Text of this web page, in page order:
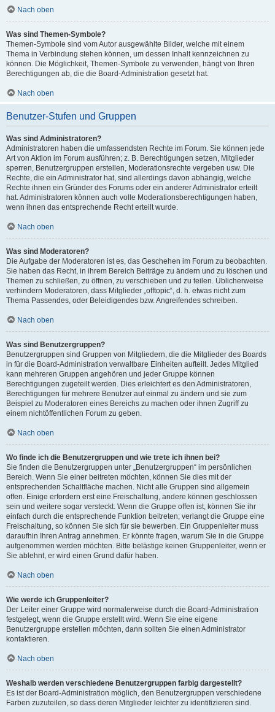
Nach oben
Was sind Themen-Symbole?
Themen-Symbole sind vom Autor ausgewählte Bilder, welche mit einem
Thema in Verbindung stehen können, um dessen Inhalt kennzeichnen zu
können. Die Möglichkeit, Themen-Symbole zu verwenden, hängt von Ihren
Berechtigungen ab, die die Board-Administration gesetzt hat.
Nach oben
Benutzer-Stufen und Gruppen
Was sind Administratoren?
Administratoren haben die umfassendsten Rechte im Forum. Sie können jede
Art von Aktion im Forum ausführen; z. B. Berechtigungen setzen, Mitglieder
sperren, Benutzergruppen erstellen, Moderationsrechte vergeben usw. Die
Rechte, die ein Administrator hat, sind allerdings davon abhängig, welche
Rechte ihnen ein Gründer des Forums oder ein anderer Administrator erteilt
hat. Administratoren können auch volle Moderationsberechtigungen haben,
wenn ihnen das entsprechende Recht erteilt wurde.
Nach oben
Was sind Moderatoren?
Die Aufgabe der Moderatoren ist es, das Geschehen im Forum zu beobachten.
Sie haben das Recht, in ihrem Bereich Beiträge zu ändern und zu löschen und
Themen zu schließen, zu öffnen, zu verschieben und zu teilen. Üblicherweise
verhindern Moderatoren, dass Mitglieder „offtopic“, d. h. etwas nicht zum
Thema Passendes, oder Beleidigendes bzw. Angreifendes schreiben.
Nach oben
Was sind Benutzergruppen?
Benutzergruppen sind Gruppen von Mitgliedern, die die Mitglieder des Boards
in für die Board-Administration verwaltbare Einheiten aufteilt. Jedes Mitglied
kann mehreren Gruppen angehören und jeder Gruppe können
Berechtigungen zugeteilt werden. Dies erleichtert es den Administratoren,
Berechtigungen für mehrere Benutzer auf einmal zu ändern und sie zum
Beispiel zu Moderatoren eines Bereichs zu machen oder ihnen Zugriff zu
einem nichtöffentlichen Forum zu geben.
Nach oben
Wo finde ich die Benutzergruppen und wie trete ich ihnen bei?
Sie finden die Benutzergruppen unter „Benutzergruppen“ im persönlichen
Bereich. Wenn Sie einer beitreten möchten, können Sie dies mit der
entsprechenden Schaltfläche machen. Nicht alle Gruppen sind allgemein
offen. Einige erfordern erst eine Freischaltung, andere können geschlossen
sein und weitere sogar versteckt. Wenn die Gruppe offen ist, können Sie ihr
einfach durch die entsprechende Funktion beitreten; verlangt die Gruppe eine
Freischaltung, so können Sie sich für sie bewerben. Ein Gruppenleiter muss
daraufhin Ihren Antrag annehmen. Er könnte fragen, warum Sie in die Gruppe
aufgenommen werden möchten. Bitte belästige keinen Gruppenleiter, wenn er
Sie ablehnt, er wird einen Grund dafür haben.
Nach oben
Wie werde ich Gruppenleiter?
Der Leiter einer Gruppe wird normalerweise durch die Board-Administration
festgelegt, wenn die Gruppe erstellt wird. Wenn Sie eine eigene
Benutzergruppe erstellen möchten, dann sollten Sie einen Administrator
kontaktieren.
Nach oben
Weshalb werden verschiedene Benutzergruppen farbig dargestellt?
Es ist der Board-Administration möglich, den Benutzergruppen verschiedene
Farben zuzuteilen, so dass deren Mitglieder leichter zu identifizieren sind.